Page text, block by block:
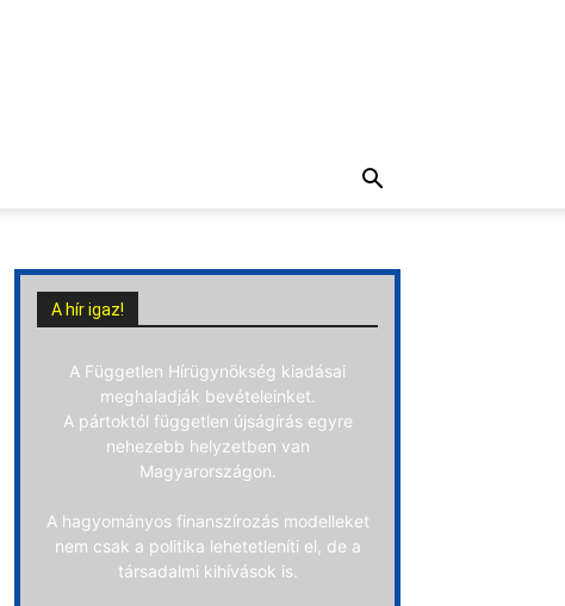
A hír igaz!
A Független Hírügynökség kiadásai
meghaladják bevételeinket.
A pártoktól független újságírás egyre
nehezebb helyzetben van
Magyarországon.
A hagyományos finanszírozás modelleket
nem csak a politika lehetetleníti el, de a
társadalmi kihívások is.